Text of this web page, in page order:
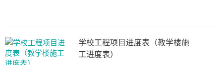
学校工程项目进度表（教学楼施
工进度表）